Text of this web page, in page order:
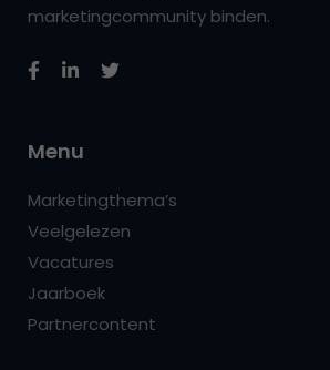
marketingcommunity binden.
Menu
Marketingthema’s
Veelgelezen
Vacatures
Jaarboek
Partnercontent